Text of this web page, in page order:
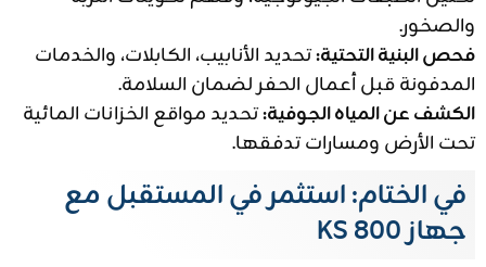
والصخور.
فحص البنية التحتية:تحديد الأنابيب، الكابلات، والخدمات
المدفونة قبل أعمال الحفر لضمان السلامة.
الكشف عن المياه الجوفية:تحديد مواقع الخزانات المائية
تحت الأرض ومسارات تدفقها.
في الختام: استثمر في المستقبل مع
جهاز KS 800